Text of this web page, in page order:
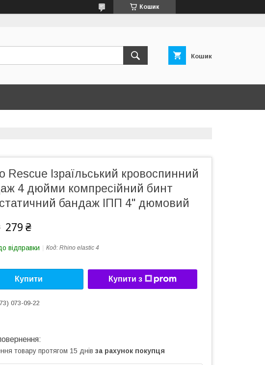
Кошик
Кошик
Rescue Ізраїльський кровоспинний
4 дюйми компресійний бинт
бандаж ІПП 4" дюмовий
279 ₴
відправки Код: Rhino elastic 4
Купити Купити з
073-09-22
товару протягом 15 днів за рахунок покупця